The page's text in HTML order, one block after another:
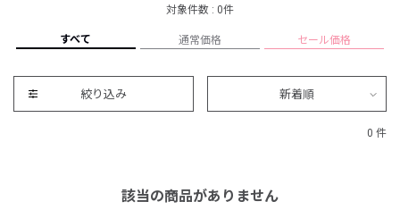
対象件数 : 0件
すべて 通常価格 セール価格
絞り込み 新着順
0 件
該当の商品がありません